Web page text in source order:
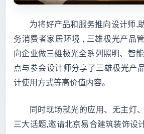
为将好产品和服务推向设计师,
务消费者家居环境 , 三雄极光产品
向企业做三雄极光全系列照明、智
点与参会设计师分享了三雄极光产
计使用方式等高价值内容。
同时现场就光的应用、无主灯
三大话题,邀请北京易合建筑装饰设